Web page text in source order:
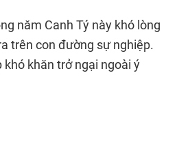
năm Canh Tý này khó lòng
trên con đường sự nghiệp.
khăn trở ngại ngoài ý